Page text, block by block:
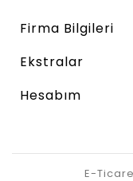
Firma Bilgileri
Ekstralar
Hesabım
E-